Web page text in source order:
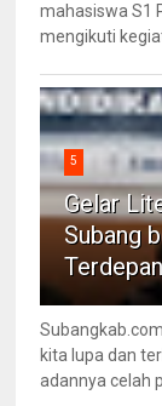
mahasiswa S1
mengikuti
5
Gelar
Subang
kita lupa dan
adannya celah